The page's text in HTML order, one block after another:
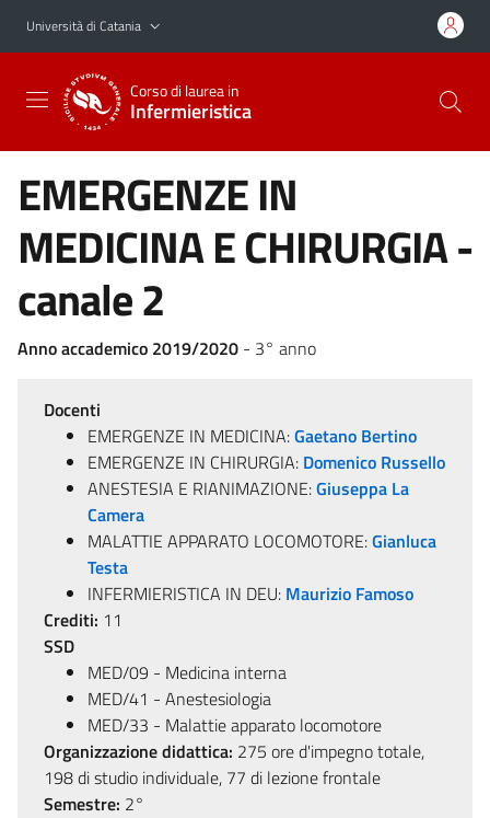
Vai al contenuto principale
Vai al menu di navigazione
Università di Catania
Corso di laurea in
Infermieristica
EMERGENZE IN
MEDICINA E CHIRURGIA -
canale 2
Anno accademico 2019/2020 - 3° anno
Docenti
EMERGENZE IN MEDICINA:Gaetano Bertino
EMERGENZE IN CHIRURGIA: Domenico Russello
ANESTESIA E RIANIMAZIONE:Giuseppa La
Camera
MALATTIE APPARATO LOCOMOTORE:Gianluca
Testa
INFERMIERISTICA IN DEU: Maurizio Famoso
Crediti: 11
SSD
MED/09 - Medicina interna
MED/41 - Anestesiologia
MED/33 - Malattie apparato locomotore
Organizzazione didattica: 275 ore d'impegno totale,
198 di studio individuale, 77 di lezione frontale
Semestre: 2°